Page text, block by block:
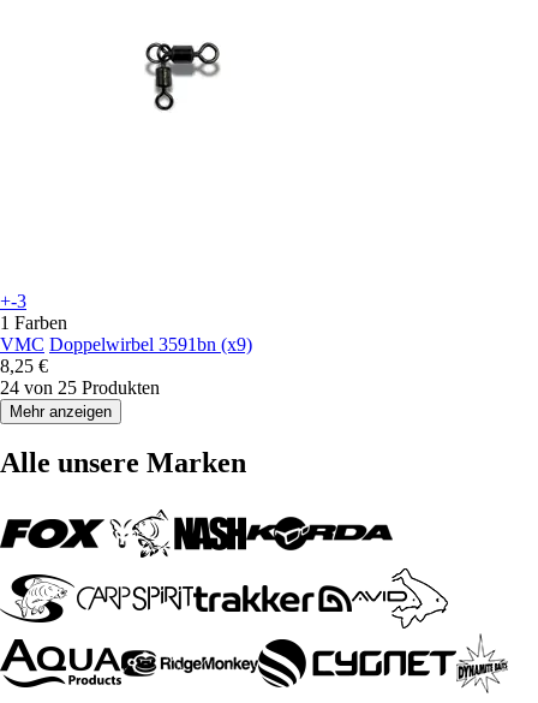
+-3
1 Farben
VMC Doppelwirbel 3591bn (x9)
8,25 €
24 von 25 Produkten
Mehr anzeigen
Alle unsere Marken